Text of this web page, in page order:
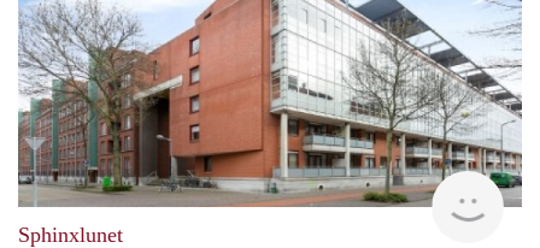
Sphinxlunet